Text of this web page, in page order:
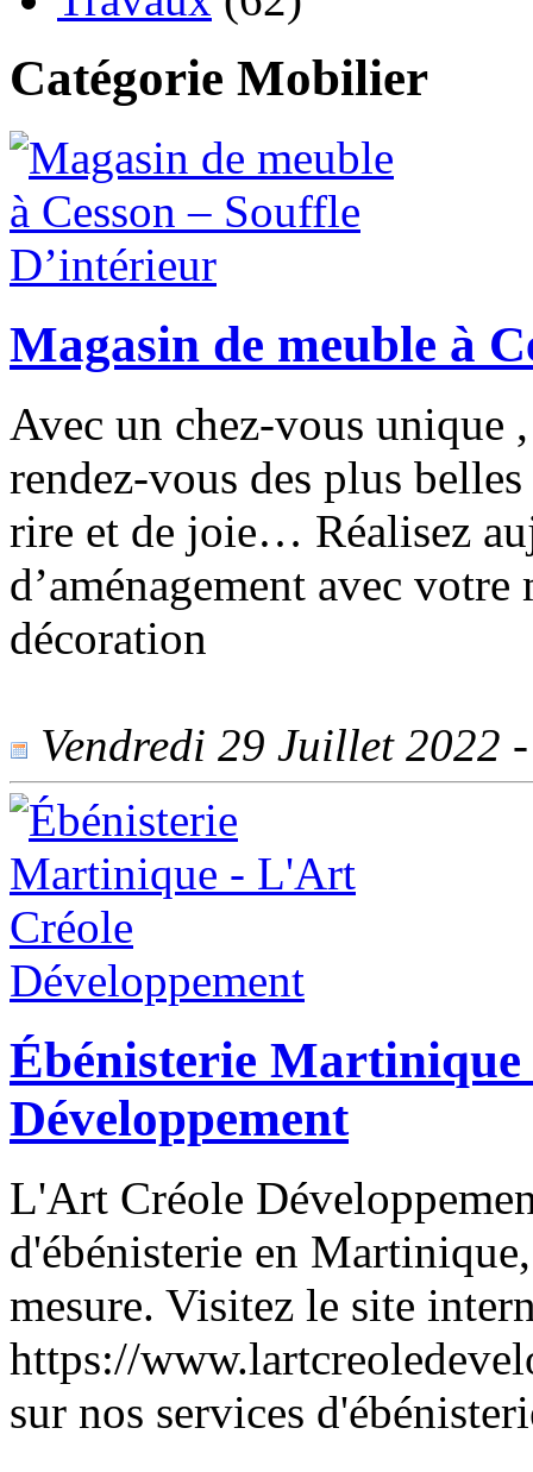
Catégorie Mobilier
Magasin de meuble à
Avec un chez-vous unique
rendez-vous des plus
rire et de joie… Réalisez
d’aménagement avec
décoration
Vendredi 29 Juillet 2022
Ébénisterie
Développement
L'Art Créole
d'ébénisterie en
mesure. Visitez le site
https://
sur nos services